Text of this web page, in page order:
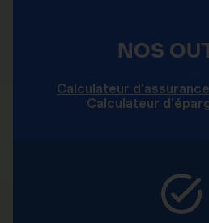
NOS
Calculateur
Calculateur